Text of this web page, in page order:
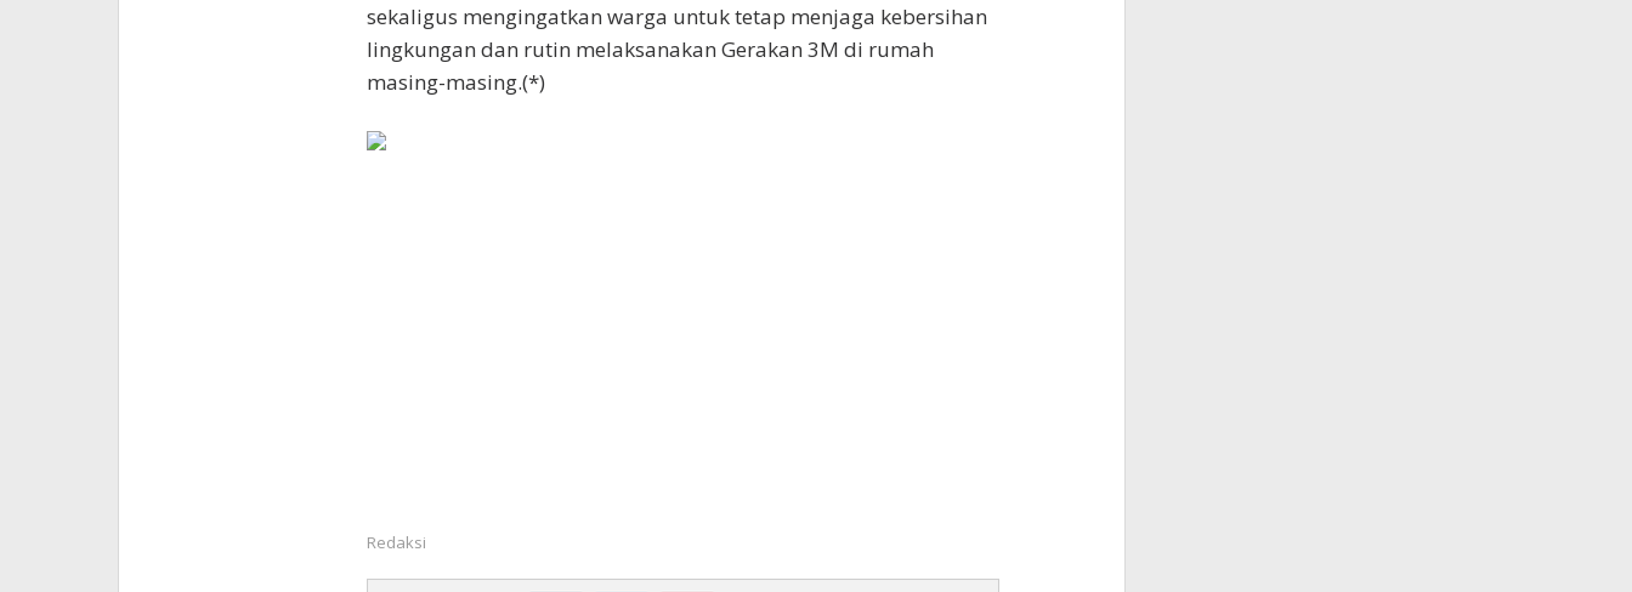
sekaligus mengingatkan warga untuk tetap menjaga kebersihan
lingkungan dan rutin melaksanakan Gerakan 3M di rumah
masing-masing.(*)
Redaksi